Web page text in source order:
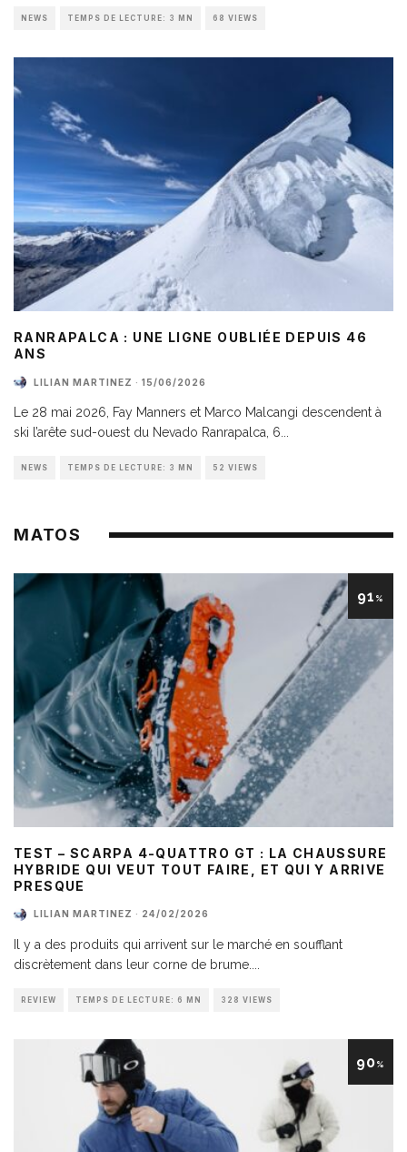
NEWS TEMPS DE LECTURE: 3 MN 68 VIEWS
RANRAPALCA : UNE LIGNE OUBLIÉE DEPUIS 46
ANS
LILIAN MARTINEZ · 15/06/2026
Le 28 mai 2026, Fay Manners et Marco Malcangi descendent à
ski l’arête sud-ouest du Nevado Ranrapalca, 6
NEWS TEMPS DE LECTURE: 3 MN 52 VIEWS
MATOS
91 %
TEST – SCARPA 4-QUATTRO GT : LA CHAUSSURE
HYBRIDE QUI VEUT TOUT FAIRE, ET QUI Y ARRIVE
PRESQUE
LILIAN MARTINEZ · 24/02/2026
Il y a des produits qui arrivent sur le marché en soufflant
discrètement dans leur corne de brume.
REVIEW TEMPS DE LECTURE: 6 MN 328 VIEWS
90%